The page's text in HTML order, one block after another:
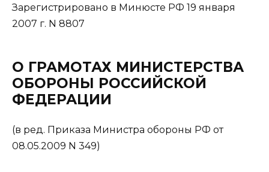
Зарегистрировано в Минюсте РФ 19 января
2007 г. N 8807
О ГРАМОТАХ МИНИСТЕРСТВА
ОБОРОНЫ РОССИЙСКОЙ
ФЕДЕРАЦИИ
(в ред. Приказа Министра обороны РФ от
08.05.2009 N 349)